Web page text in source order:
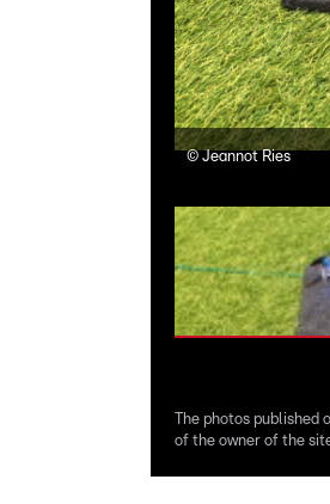
© Jeannot Ries
The photos
of the owner of the